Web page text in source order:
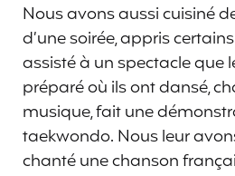
Nous avons aussi cuisiné
d’une soirée, appris
assisté à un spectacle que
préparé où ils ont dansé,
musique, fait une
taekwondo. Nous leur
chanté une chanson